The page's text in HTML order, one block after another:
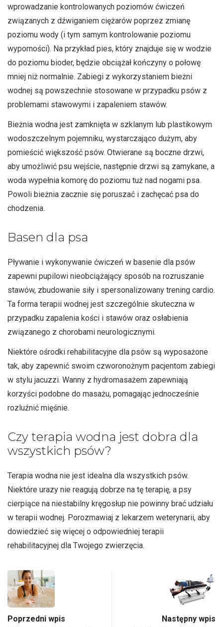
wprowadzanie kontrolowanych poziomów ćwiczeń
związanych z dźwiganiem ciężarów poprzez zmianę
poziomu wody (i tym samym kontrolowanie poziomu
wyporności). Na przykład pies, który znajduje się w wodzie
do poziomu bioder, będzie obciążał kończyny o połowę
mniej niż normalnie. Zabiegi z wykorzystaniem bieżni
wodnej są powszechnie stosowane w przypadku psów z
problemami stawowymi i zapaleniem stawów.
Bieżnia wodna jest zamknięta w szklanym lub plastikowym
wodoszczelnym pojemniku, wystarczająco dużym, aby
pomieścić większość psów. Otwierane są boczne drzwi,
aby umożliwić psu wejście, następnie drzwi są zamykane, a
woda wypełnia komorę do poziomu tuż nad nogami psa.
Powoli bieżnia zacznie się poruszać i zachęcać psa do
chodzenia.
Basen dla psa
Pływanie i wykonywanie ćwiczeń w basenie dla psów
zapewni pupilowi nieobciążający sposób na rozruszanie
stawów, zbudowanie siły i spersonalizowany trening cardio.
Ta forma terapii wodnej jest szczególnie skuteczna w
przypadku zapalenia kości i stawów oraz osłabienia
związanego z chorobami neurologicznymi.
Niektóre ośrodki rehabilitacyjne dla psów są wyposażone
tak, aby zapewnić swoim czworonożnym pacjentom zabiegi
w stylu jacuzzi. Wanny z hydromasażem zapewniają
korzyści podobne do masażu, pomagając jednocześnie
rozluźnić mięśnie.
Czy terapia wodna jest dobra dla
wszystkich psów?
Terapia wodna nie jest idealna dla wszystkich psów.
Niektóre urazy nie reagują dobrze na tę terapię, a psy
cierpiące na niestabilny kręgosłup nie powinny brać udziału
w terapii wodnej. Porozmawiaj z lekarzem weterynarii, aby
dowiedzieć się więcej o odpowiedniej terapii
rehabilitacyjnej dla Twojego zwierzęcia.
Poprzedni wpis Następny wpis